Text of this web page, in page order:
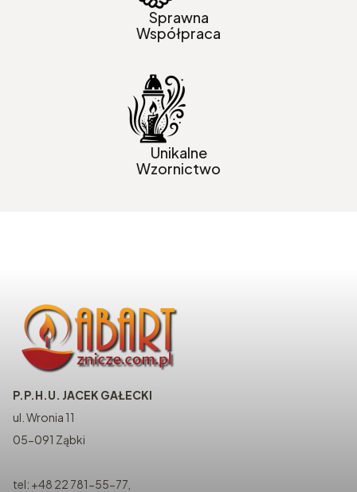
Sprawna
Współpraca
Unikalne
Wzornictwo
P.P.H.U. JACEK GAŁECKI
ul. Wronia 11
05-091 Ząbki
tel: +48 22 781-55-77,